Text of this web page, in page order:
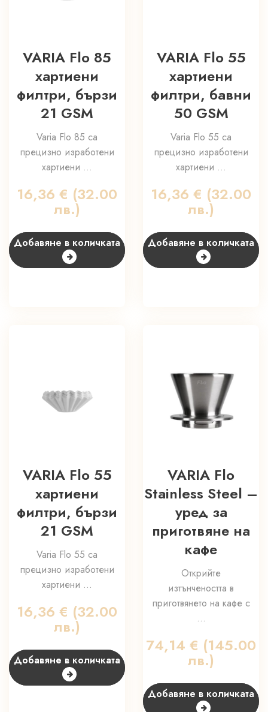
VARIA Flo 85
хартиени
филтри, бързи
21 GSM
Varia Flo 85 са
прецизно изработени
хартиени ...
16,36 € (32.00
лв.)
Добавяне в количката
VARIA Flo 55
хартиени
филтри, бавни
50 GSM
Varia Flo 55 са
прецизно изработени
хартиени ...
16,36 € (32.00
лв.)
Добавяне в количката
VARIA Flo 55
хартиени
филтри, бързи
21 GSM
Varia Flo 55 са
прецизно изработени
хартиени ...
16,36 € (32.00
лв.)
Добавяне в количката
VARIA Flo
Stainless Steel –
уред за
приготвяне на
кафе
Открийте
изтънчеността в
приготвянето на кафе с
...
74,14 € (145.00
лв.)
Добавяне в количката